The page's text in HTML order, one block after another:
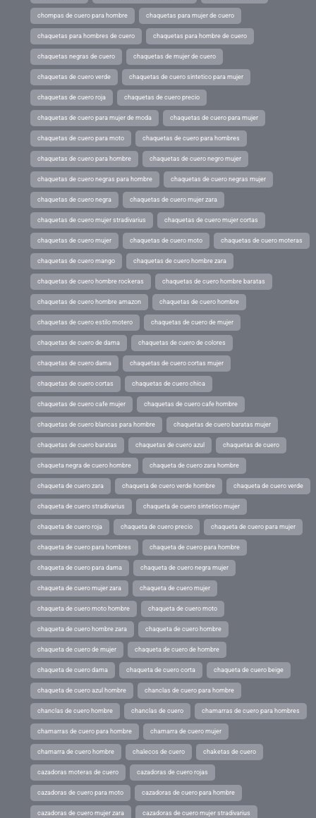
chompas de cuero para hombre chaquetas para mujer de cuero
chaquetas para hombres de cuero chaquetas para hombre de cuero
chaquetas negras de cuero chaquetas de mujer de cuero
chaquetas de cuero verde chaquetas de cuero sintetico para mujer
chaquetas de cuero roja chaquetas de cuero precio
chaquetas de cuero para mujer de moda chaquetas de cuero para mujer
chaquetas de cuero para moto chaquetas de cuero para hombres
chaquetas de cuero para hombre chaquetas de cuero negro mujer
chaquetas de cuero negras para hombre chaquetas de cuero negras mujer
chaquetas de cuero negra chaquetas de cuero mujer zara
chaquetas de cuero mujer stradivarius chaquetas de cuero mujer cortas
chaquetas de cuero mujer chaquetas de cuero moto chaquetas de cuero moteras
chaquetas de cuero mango chaquetas de cuero hombre zara
chaquetas de cuero hombre rockeras chaquetas de cuero hombre baratas
chaquetas de cuero hombre amazon chaquetas de cuero hombre
chaquetas de cuero estilo motero chaquetas de cuero de mujer
chaquetas de cuero de dama chaquetas de cuero de colores
chaquetas de cuero dama chaquetas de cuero cortas mujer
chaquetas de cuero cortas chaquetas de cuero chica
chaquetas de cuero cafe mujer chaquetas de cuero cafe hombre
chaquetas de cuero blancas para hombre chaquetas de cuero baratas mujer
chaquetas de cuero baratas chaquetas de cuero azul chaquetas de cuero
chaqueta negra de cuero hombre chaqueta de cuero zara hombre
chaqueta de cuero zara chaqueta de cuero verde hombre chaqueta de cuero verde
chaqueta de cuero stradivarius chaqueta de cuero sintetico mujer
chaqueta de cuero roja chaqueta de cuero precio chaqueta de cuero para mujer
chaqueta de cuero para hombres chaqueta de cuero para hombre
chaqueta de cuero para dama chaqueta de cuero negra mujer
chaqueta de cuero mujer zara chaqueta de cuero mujer
chaqueta de cuero moto hombre chaqueta de cuero moto
chaqueta de cuero hombre zara chaqueta de cuero hombre
chaqueta de cuero de mujer chaqueta de cuero de hombre
chaqueta de cuero dama chaqueta de cuero corta chaqueta de cuero beige
chaqueta de cuero azul hombre chanclas de cuero para hombre
chanclas de cuero hombre chanclas de cuero chamarras de cuero para hombres
chamarras de cuero para hombre chamarra de cuero mujer
chamarra de cuero hombre chalecos de cuero chaketas de cuero
cazadoras moteras de cuero cazadoras de cuero rojas
cazadoras de cuero para moto cazadoras de cuero para hombre
cazadoras de cuero mujer zara cazadoras de cuero mujer stradivarius